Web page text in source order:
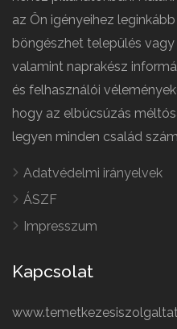
az Ön igényeihez
böngészhet település
valamint naprakész
és felhasználói
hogy az elbúcsúzás
legyen minden család
Adatvédelmi irányelvek
ÁSZF
Impresszum
Kapcsolat